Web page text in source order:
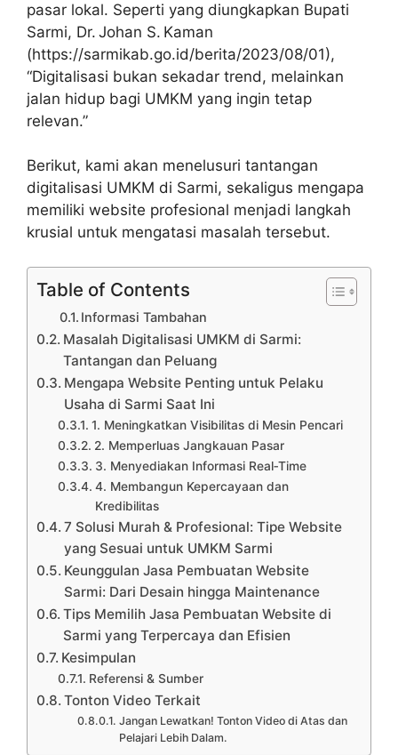
pasar lokal. Seperti yang diungkapkan Bupati
Sarmi, Dr. Johan S. Kaman
(https://sarmikab.go.id/berita/2023/08/01),
“Digitalisasi bukan sekadar trend, melainkan
jalan hidup bagi UMKM yang ingin tetap
relevan.”
Berikut, kami akan menelusuri tantangan
digitalisasi UMKM di Sarmi, sekaligus mengapa
memiliki website profesional menjadi langkah
krusial untuk mengatasi masalah tersebut.
Table of Contents
Informasi Tambahan
Masalah Digitalisasi UMKM di Sarmi:
Tantangan dan Peluang
Mengapa Website Penting untuk Pelaku
Usaha di Sarmi Saat Ini
1. Meningkatkan Visibilitas di Mesin Pencari
2. Memperluas Jangkauan Pasar
3. Menyediakan Informasi Real‑Time
4. Membangun Kepercayaan dan
Kredibilitas
7 Solusi Murah & Profesional: Tipe Website
yang Sesuai untuk UMKM Sarmi
Keunggulan Jasa Pembuatan Website
Sarmi: Dari Desain hingga Maintenance
Tips Memilih Jasa Pembuatan Website di
Sarmi yang Terpercaya dan Efisien
Kesimpulan
Referensi & Sumber
Tonton Video Terkait
Jangan Lewatkan! Tonton Video di Atas dan
Pelajari Lebih Dalam.